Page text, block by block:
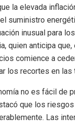
la elevada
suministro
inusual para
quien anticipa que,
comience a
los recortes en las
no es fácil de
que los
Las